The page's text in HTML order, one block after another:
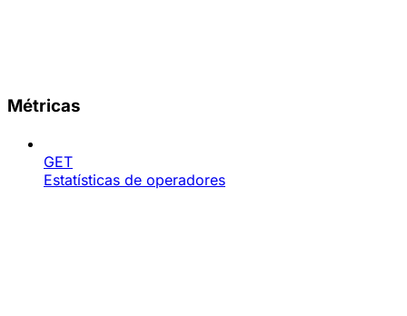
Métricas
GET
Estatísticas de operadores